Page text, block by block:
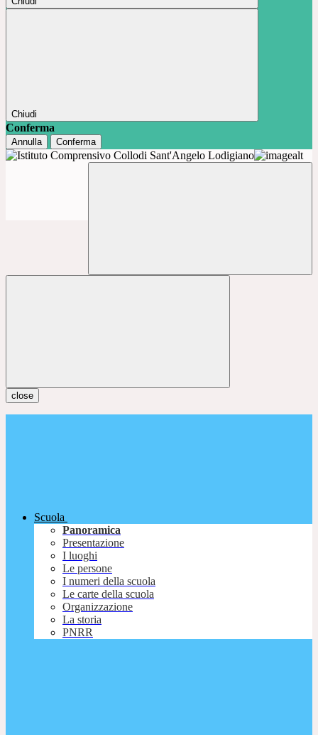
Chiudi
Conferma
Annulla Conferma
close
Scuola
Panoramica
Presentazione
I luoghi
Le persone
I numeri della scuola
Le carte della scuola
Organizzazione
La storia
PNRR